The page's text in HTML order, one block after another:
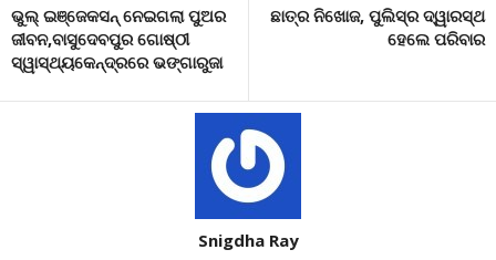
ଭୁଲ୍ ଇଞ୍ଜେକସନ୍ ନେଇଗଲା ପୁଅର
ଜୀବନ,ବାସୁଦେବପୁର ଗୋଷ୍ଠୀ
ସ୍ୱାସ୍ଥ୍ୟକେନ୍ଦ୍ରରେ ଭଙ୍ଗାରୁଜା
ଛାତ୍ର ନିଖୋଜ, ପୁଲିସ୍‌ର ଦ୍ୱାରସ୍ଥ
ହେଲେ ପରିବାର
Snigdha Ray